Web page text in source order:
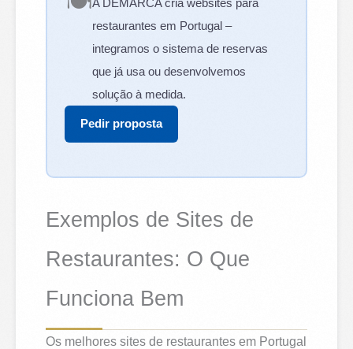
A DEMARCA cria websites para
restaurantes em Portugal –
integramos o sistema de reservas
que já usa ou desenvolvemos
solução à medida.
Pedir proposta
Exemplos de Sites de
Restaurantes: O Que
Funciona Bem
Os melhores sites de restaurantes em Portugal